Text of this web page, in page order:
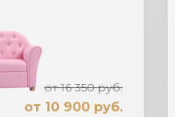
от 16 350 руб.
от 10 900 руб.